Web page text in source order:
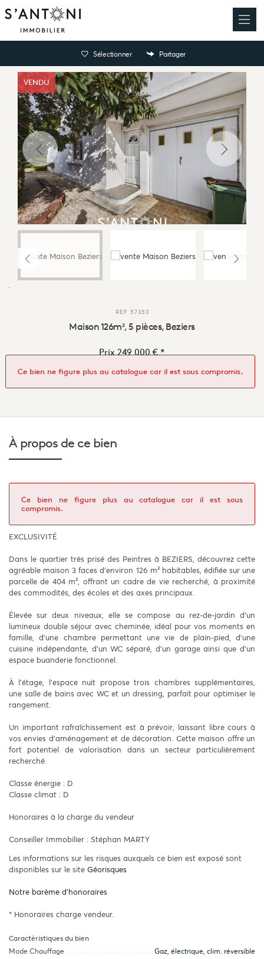
Sélectionner Partager
VENDU
REF 57353
Maison 126m², 5 pièces, Beziers
Prix249 000 €*
Ce bien ne figure plus au catalogue car il est sous compromis.
À propos de ce bien
Ce bien ne figure plus au catalogue car il est sous
compromis.
EXCLUSIVITÉ
Dans le quartier très prisé des Peintres à BEZIERS, découvrez cette
agréable maison 3 faces d’environ 126 m² habitables, édifiée sur une
parcelle de 404 m², offrant un cadre de vie recherché, à proximité
des commodités, des écoles et des axes principaux.
Élevée sur deux niveaux, elle se compose au rez-de-jardin d’un
lumineux double séjour avec cheminée, idéal pour vos moments en
famille, d’une chambre permettant une vie de plain-pied, d’une
cuisine indépendante, d’un WC séparé, d’un garage ainsi que d’un
espace buanderie fonctionnel.
À l’étage, l’espace nuit propose trois chambres supplémentaires,
une salle de bains avec WC et un dressing, parfait pour optimiser le
rangement.
Un important rafraîchissement est à prévoir, laissant libre cours à
vos envies d’aménagement et de décoration. Cette maison offre un
fort potentiel de valorisation dans un secteur particulièrement
recherché.
Classe énergie : D
Classe climat : D
Honoraires à la charge du vendeur
Conseiller Immobilier : Stéphan MARTY
Les informations sur les risques auxquels ce bien est exposé sont
disponibles sur le site Géorisques
Notre barème d'honoraires
* Honoraires charge vendeur.
Caractéristiques du bien
Mode Chauffage
Gaz, électrique, clim. réversible